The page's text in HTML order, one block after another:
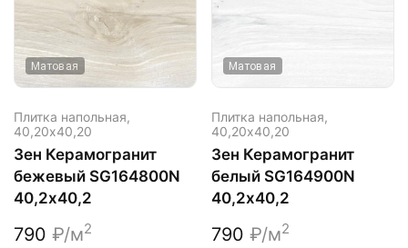
Матовая
Плитка напольная,
40,20х40,20
Зен Керамогранит
бежевый SG164800N
40,2х40,2
790 ₽/м2
Матовая
Плитка напольная,
40,20х40,20
Зен Керамогранит
белый SG164900N
40,2х40,2
790 ₽/м2